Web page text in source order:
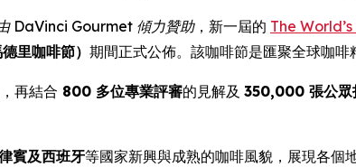
DaVinci Gourmet 傾力贊助，新一屆的 The
里咖啡節） 期間正式公佈。該咖啡節是匯聚全球咖啡
再結合 800 多位專業評審的見解及 350,000 張公眾
賓及西班牙等國家新興與成熟的咖啡風貌，展現各個